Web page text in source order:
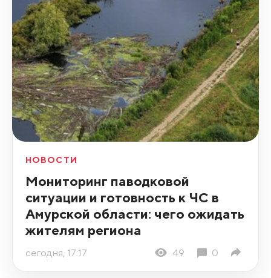
НОВОСТИ
Мониторинг паводковой
ситуации и готовность к ЧС в
Амурской области: чего ожидать
жителям региона
сегодня, 17:17 49 0